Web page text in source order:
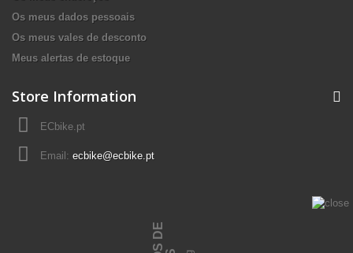
Os meus dados pessoais
Os meus vales de desconto
Meus alertas de estoque
Store Information
ECbike.pt
Email: ecbike@ecbike.pt